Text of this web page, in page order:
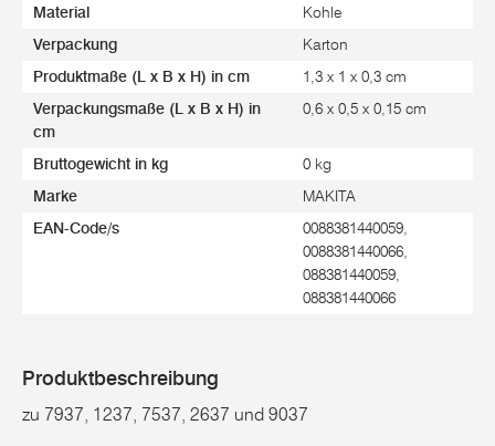
Material Kohle
Verpackung Karton
Produktmaße (L x B x H) in cm 1,3 x 1 x 0,3 cm
Verpackungsmaße (L x B x H) in
cm
0,6 x 0,5 x 0,15 cm
Bruttogewicht in kg 0 kg
Marke MAKITA
EAN-Code/s
0088381440059,
0088381440066,
088381440059,
088381440066
Produktbeschreibung
zu 7937, 1237, 7537, 2637 und 9037